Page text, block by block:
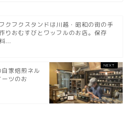
フクフクスタンドは川越・昭和の街の手
りおむすびとワッフルのお店。保存
...
自家焙煎ネル
ツのお